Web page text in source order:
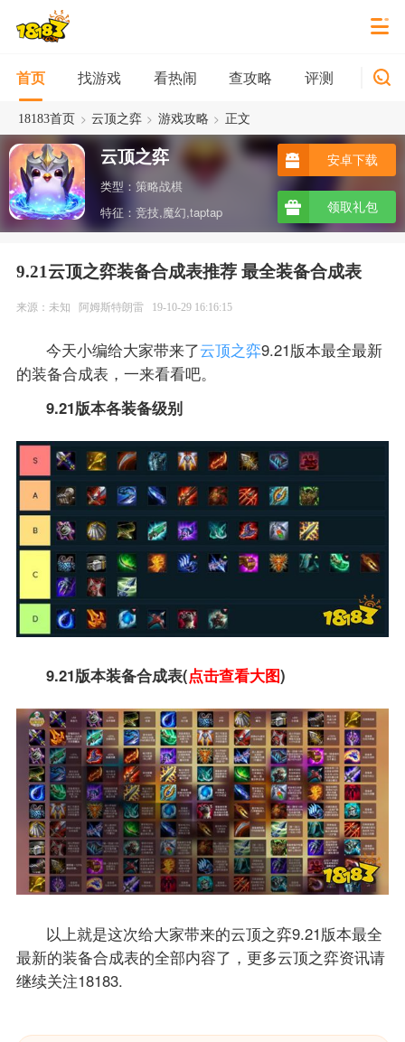
首页 找游戏 看热闹 查攻略 评测 新游
18183首页 > 云顶之弈 > 游戏攻略 > 正文
云顶之弈
类型：策略战棋
特征：竞技,魔幻,taptap
安卓下载
领取礼包
9.21云顶之弈装备合成表推荐 最全装备合成表
来源：未知 阿姆斯特朗雷 19-10-29 16:16:15
今天小编给大家带来了云顶之弈9.21版本最全最新
的装备合成表，一来看看吧。
9.21版本各装备级别
9.21版本装备合成表(点击查看大图)
以上就是这次给大家带来的云顶之弈9.21版本最全
最新的装备合成表的全部内容了，更多云顶之弈资讯请
继续关注18183.